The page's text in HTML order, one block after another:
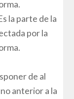
la parte de la
por la
de al
anterior a la